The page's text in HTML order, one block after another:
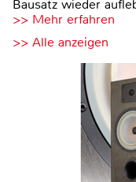
Bausatz wieder
>> Mehr erfahren
>> Alle anzeigen